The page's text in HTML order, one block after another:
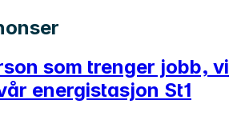
som trenger jobb, vi
energistasjon St1